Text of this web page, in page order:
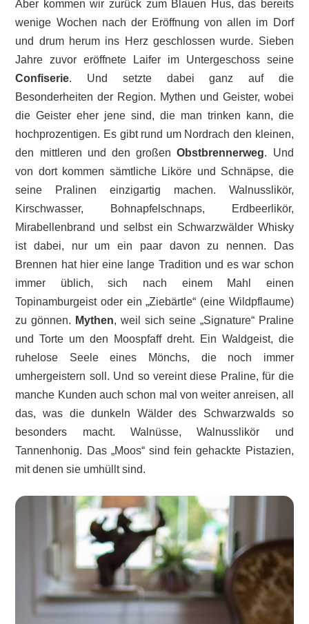
Aber kommen wir zurück zum Blauen Hus, das bereits
wenige Wochen nach der Eröffnung von allen im Dorf
und drum herum ins Herz geschlossen wurde. Sieben
Jahre zuvor eröffnete Laifer im Untergeschoss seine
Confiserie. Und setzte dabei ganz auf die
Besonderheiten der Region. Mythen und Geister, wobei
die Geister eher jene sind, die man trinken kann, die
hochprozentigen. Es gibt rund um Nordrach den kleinen,
den mittleren und den großenObstbrennerweg. Und
von dort kommen sämtliche Liköre und Schnäpse, die
seine Pralinen einzigartig machen. Walnusslikör,
Kirschwasser, Bohnapfelschnaps, Erdbeerlikör,
Mirabellenbrand und selbst ein Schwarzwälder Whisky
ist dabei, nur um ein paar davon zu nennen. Das
Brennen hat hier eine lange Tradition und es war schon
immer üblich, sich nach einem Mahl einen
Topinamburgeist oder ein „Ziebärtle“ (eine Wildpflaume)
zu gönnen. Mythen, weil sich seine „Signature“ Praline
und Torte um den Moospfaff dreht. Ein Waldgeist, die
ruhelose Seele eines Mönchs, die noch immer
umhergeistern soll. Und so vereint diese Praline, für die
manche Kunden auch schon mal von weiter anreisen, all
das, was die dunkeln Wälder des Schwarzwalds so
besonders macht. Walnüsse, Walnusslikör und
Tannenhonig. Das „Moos“ sind fein gehackte Pistazien,
mit denen sie umhüllt sind.